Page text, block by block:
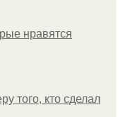
нравятся
того, кто сделал